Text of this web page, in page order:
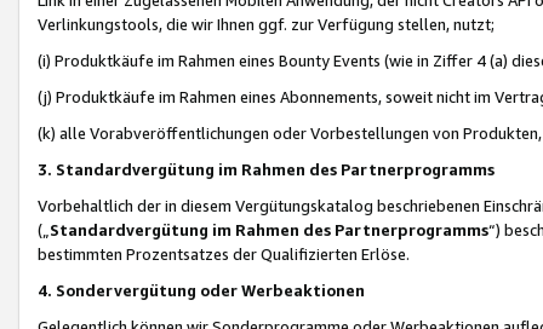
Verlinkungstools, die wir Ihnen ggf. zur Verfügung stellen, nutzt;
(i) Produktkäufe im Rahmen eines Bounty Events (wie in Ziffer 4 (a)
(j) Produktkäufe im Rahmen eines Abonnements, soweit nicht im
(k) alle Vorabveröffentlichungen oder Vorbestellungen von
3. Standardvergütung im Rahmen des Partnerprogramms
Vorbehaltlich der in diesem Vergütungskatalog beschriebenen
(„ Standardvergütung im Rahmen des Partnerprogramms“)
bestimmten Prozentsatzes der Qualifizierten Erlöse.
4. Sondervergütung oder Werbeaktionen